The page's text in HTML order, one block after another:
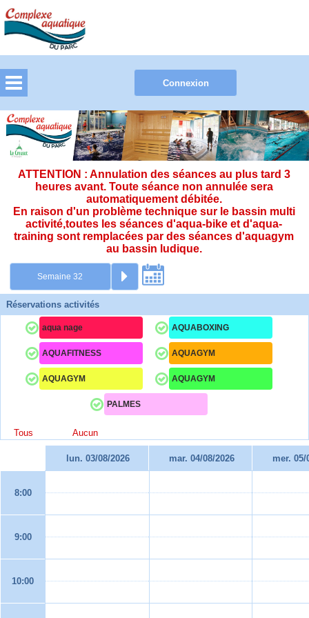
ATTENTION : Annulation des séances au plus tard 3
heures avant. Toute séance non annulée sera
automatiquement débitée.
En raison d'un problème technique sur le bassin multi
activité,toutes les séances d'aqua-bike et d'aqua-
training sont remplacées par des séances d'aquagym
au bassin ludique.
Réservations activités
aqua nage AQUABOXING
AQUAFITNESS AQUAGYM
AQUAGYM AQUAGYM
PALMES
Tous Aucun
lun. 03/08/2026 mar. 04/08/2026 mer. 05/
8:00
9:00
10:00